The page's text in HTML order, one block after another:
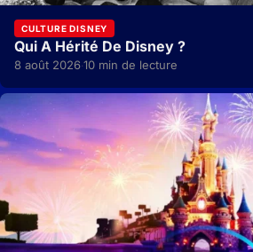
CULTURE DISNEY
Qui A Hérité De Disney ?
8 août 2026·10 min de lecture